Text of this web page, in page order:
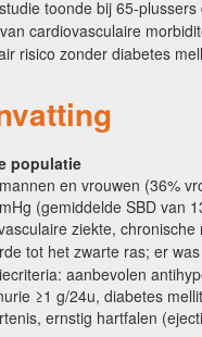
toonde bij 65-
van cardiovasculaire
risico zonder diabetes
populatie
en vrouwen (36%
(gemiddelde SBD van
ziekte,
tot het zwarte ras; er
aanbevolen
≥1 g/24u, diabetes
ernstig hartfalen